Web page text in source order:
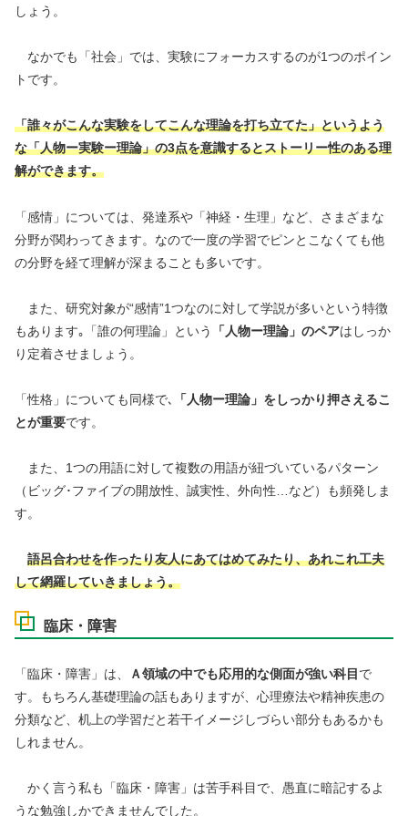
しょう。
なかでも「社会」では、実験にフォーカスするのが1つのポイン
トです。
「誰々がこんな実験をしてこんな理論を打ち立てた」というよう
な「人物ー実験ー理論」の3点を意識するとストーリー性のある理
解ができます。
「感情」については、発達系や「神経・生理」など、さまざまな
分野が関わってきます。なので一度の学習でピンとこなくても他
の分野を経て理解が深まることも多いです。
また、研究対象が“感情”1つなのに対して学説が多いという特徴
もあります｡「誰の何理論」という
「人物ー理論」のペアはしっか
り定着させましょう。
「性格」についても同様で､
「人物ー理論」をしっかり押さえるこ
とが重要です。
また、1つの用語に対して複数の用語が紐づいているパターン
（ ビッグ･ファイブの開放性、誠実性、外向性…など）も頻発しま
す。
語呂合わせを作ったり友人にあてはめてみたり、あれこれ工夫
して網羅していきましょう。
臨床・障害
「臨床・障害」は、 Ａ領域の中でも応用的な側面が強い科目で
す。もちろん基礎理論の話もありますが、心理療法や精神疾患の
分類など、机上の学習だと若干イメージしづらい部分もあるかも
しれません。
かく言う私も「臨床・障害」は苦手科目で、愚直に暗記するよ
うな勉強しかできませんでした。